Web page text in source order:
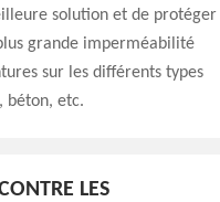
solution et de protéger
grande imperméabilité
sur les différents types
béton, etc.
LES